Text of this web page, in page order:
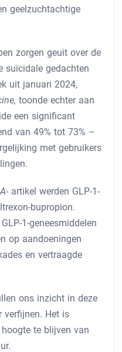
geelzuchtachtige
zorgen geuit over de
suïcidale gedachten
uit januari 2024,
toonde echter aan
een significant
van 49% tot 73% –
met gebruikers
artikel werden GLP-1-
bupropion.
1-geneesmiddelen
op aandoeningen
en vertraagde
ons inzicht in deze
verfijnen. Het is
te blijven van